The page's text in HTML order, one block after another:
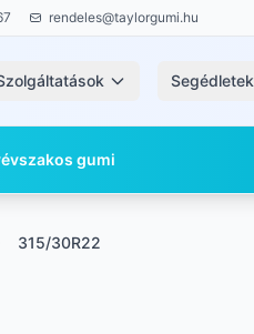
rendeles@taylorgumi.hu
Segédletek
gumi
315/30R22